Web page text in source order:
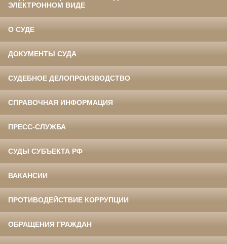
ЭЛЕКТРОННОМ ВИДЕ
О СУДЕ
ДОКУМЕНТЫ СУДА
СУДЕБНОЕ ДЕЛОПРОИЗВОДСТВО
СПРАВОЧНАЯ ИНФОРМАЦИЯ
ПРЕСС-СЛУЖБА
СУДЫ СУБЪЕКТА РФ
ВАКАНСИИ
ПРОТИВОДЕЙСТВИЕ КОРРУПЦИИ
ОБРАЩЕНИЯ ГРАЖДАН